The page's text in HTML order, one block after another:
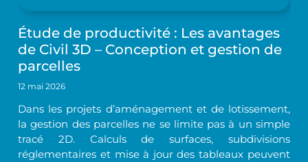
Étude de productivité : Les avantages
de Civil 3D – Conception et gestion de
parcelles
12 mai 2026
Dans les projets d’aménagement et de lotissement,
la gestion des parcelles ne se limite pas à un simple
tracé 2D. Calculs de surfaces, subdivisions
réglementaires et mise à jour des tableaux peuvent